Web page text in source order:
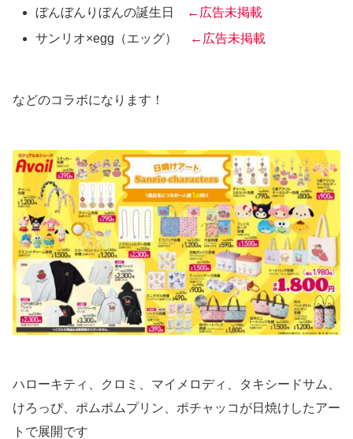
ぼんぼんりぼんの誕生日
←広告未掲載
サンリオ×egg（エッグ）
←広告未掲載
などのコラボになります！
ハローキティ、クロミ、マイメロディ、タキシードサム、
けろっぴ、ポムポムプリン、ポチャッコが日焼けしたアー
トで展開です